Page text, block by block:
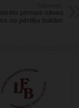
pirmais nāves
no pērtiķu bakām